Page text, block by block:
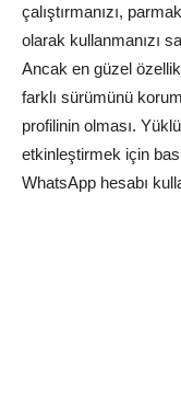
çalıştırmanızı,
olarak kullanmanızı
Ancak en güzel
farklı sürümünü
profilinin olması.
etkinleştirmek için
WhatsApp hesabı